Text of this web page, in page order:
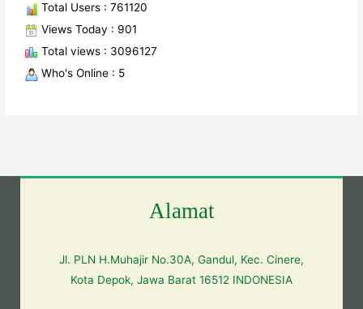
Total Users : 761120
Views Today : 901
Total views : 3096127
Who's Online : 5
Alamat
Jl. PLN H.Muhajir No.30A, Gandul, Kec. Cinere,
Kota Depok, Jawa Barat 16512 INDONESIA